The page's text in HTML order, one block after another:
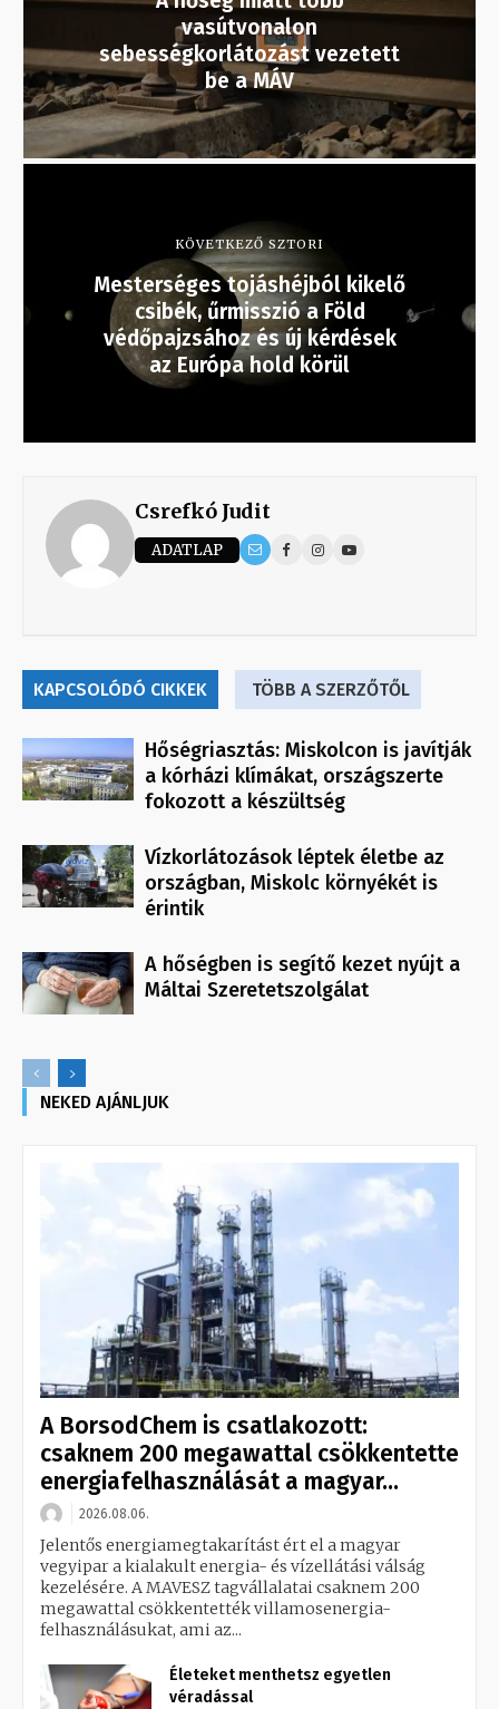
vasútvonalon
sebességkorlátozást vezetett
be a MÁV
KÖVETKEZŐ SZTORI
Mesterséges tojáshéjból kikelő
csibék, űrmisszió a Föld
védőpajzsához és új kérdések
az Európa hold körül
Csrefkó Judit
ADATLAP
KAPCSOLÓDÓ CIKKEK TÖBB A SZERZŐTŐL
Hőségriasztás: Miskolcon is javítják
a kórházi klímákat, országszerte
fokozott a készültség
Vízkorlátozások léptek életbe az
országban, Miskolc környékét is
érintik
A hőségben is segítő kezet nyújt a
Máltai Szeretetszolgálat
NEKED AJÁNLJUK
A BorsodChem is csatlakozott:
csaknem 200 megawattal csökkentette
energiafelhasználását a magyar...
2026.08.06.
Jelentős energiamegtakarítást ért el a magyar
vegyipar a kialakult energia- és vízellátási válság
kezelésére. A MAVESZ tagvállalatai csaknem 200
megawattal csökkentették villamosenergia-
felhasználásukat, ami az...
Életeket menthetsz egyetlen
véradással